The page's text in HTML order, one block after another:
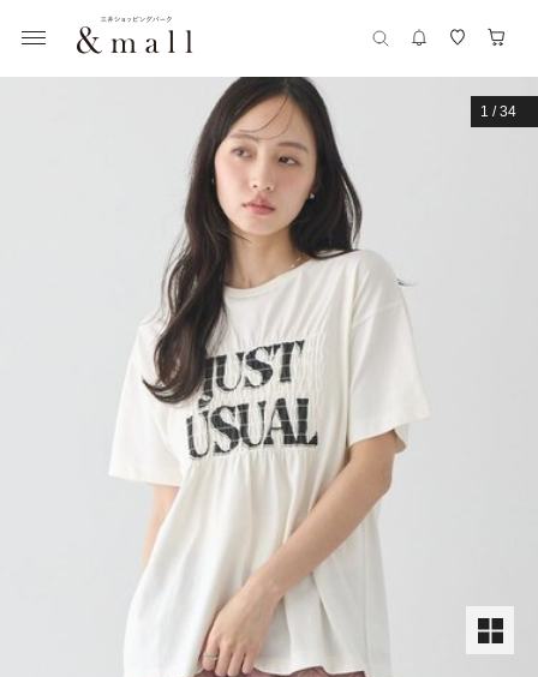
1 /34